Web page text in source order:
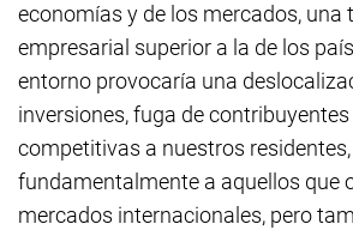
economías y de los mercados, una
empresarial superior a la de los
entorno provocaría una
inversiones, fuga de
competitivas a nuestros residentes,
fundamentalmente a aquellos que
mercados internacionales, pero